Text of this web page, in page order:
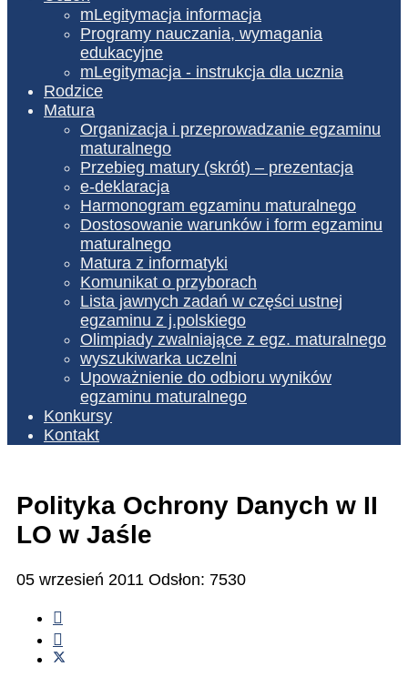
mLegitymacja informacja
Programy nauczania, wymagania
edukacyjne
mLegitymacja - instrukcja dla ucznia
Rodzice
Matura
Organizacja i przeprowadzanie egzaminu
maturalnego
Przebieg matury (skrót) – prezentacja
e-deklaracja
Harmonogram egzaminu maturalnego
Dostosowanie warunków i form egzaminu
maturalnego
Matura z informatyki
Komunikat o przyborach
Lista jawnych zadań w części ustnej
egzaminu z j.polskiego
Olimpiady zwalniające z egz. maturalnego
wyszukiwarka uczelni
Upoważnienie do odbioru wyników
egzaminu maturalnego
Konkursy
Kontakt
Polityka Ochrony Danych w II
LO w Jaśle
05 wrzesień 2011 Odsłon: 7530